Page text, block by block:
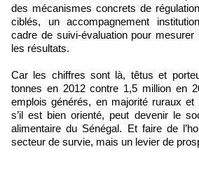
des mécanismes concrets de
ciblés, un accompagnement
cadre de suivi-évaluation pour
les résultats.
Car les chiffres sont là, têtus et
tonnes en 2012 contre 1,5 million en
emplois générés, en majorité ruraux et
s’il est bien orienté, peut devenir le
alimentaire du Sénégal. Et faire de
secteur de survie, mais un levier de